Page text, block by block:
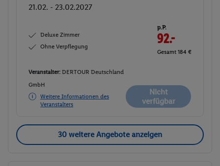
21.02. - 23.02.2027
Deluxe Zimmer
Ohne Verpflegung
p.P.
92.-
Gesamt 184 €
Veranstalter: DERTOUR Deutschland
GmbH
Weitere Informationen des
Veranstalters
Nicht
verfügbar
30 weitere Angebote anzeigen